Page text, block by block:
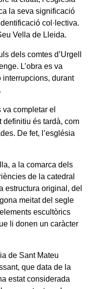
la seva significació
col·lectiva.
Vella de Lleida.
dels comtes d’Urgell
L’obra es va
interrupcions, durant
completar el
definitiu és tardà, com
De fet, l’església
a la comarca dels
de la catedral
estructura original, del
meitat del segle
escultòrics
li donen un caràcter
de Sant Mateu
que data de la
estat considerada